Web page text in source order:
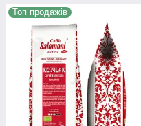
Топ продажів